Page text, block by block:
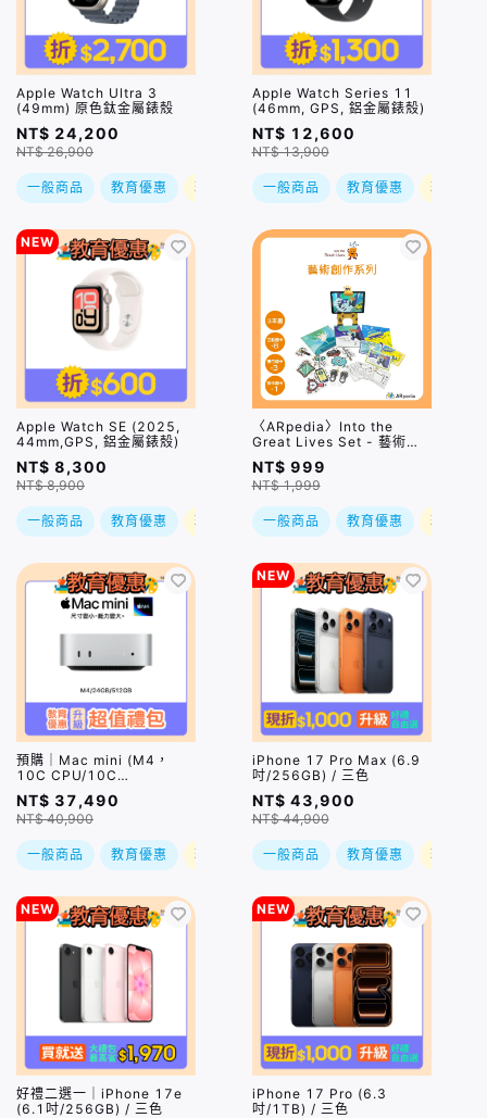
Apple Watch Ultra 3
(49mm) 原色鈦金屬錶殼
NT$ 24,200
NT$ 26,900
一般商品 教育優惠 現折
Apple Watch Series 11
(46mm, GPS, 鋁金屬錶殼)
NT$ 12,600
NT$ 13,900
一般商品 教育優惠 現折
NEW
Apple Watch SE (2025,
44mm,GPS, 鋁金屬錶殼)
NT$ 8,300
NT$ 8,900
一般商品 教育優惠 現折
〈ARpedia〉Into the
Great Lives Set - 藝術創
作系列
NT$ 999
NT$ 1,999
一般商品 教育優惠 現折
預購｜Mac mini (M4，
10C CPU/10C
GPU/24GB/512GB)
NT$ 37,490
NT$ 40,900
一般商品 教育優惠 現折
NEW
iPhone 17 Pro Max (6.9
吋/256GB) / 三色
NT$ 43,900
NT$ 44,900
一般商品 教育優惠 現折
NEW
好禮二選一｜iPhone 17e
(6.1吋/256GB) / 三色
NEW
iPhone 17 Pro (6.3
吋/1TB) / 三色